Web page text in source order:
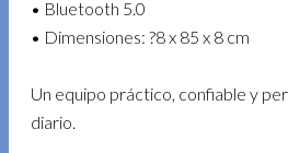
• Bluetooth 5.0
• Dimensiones: ?8 x 85 x 8 cm
Un equipo práctico, confiable y
diario.